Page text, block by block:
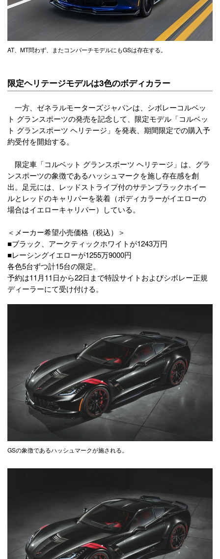
AT、MT問わず、またコンバーチモデルにもGSは存在する。
限定ヘリテージモデルは3色のボディカラー
一方、ゼネラルモーターズジャパンは、シボレーコルベッ
ト グランスポーツの発売を記念して、限定モデル「コルベッ
ト グランスポーツ ヘリテージ」を発表、期間限定での購入予
約受付を開始する。
限定車「コルベット グランスポーツ ヘリテージ」は、グラ
ンスポーツの象徴であるハッシュマークを施し存在感を創
出。足元には、レッドストライプ付のサテンブラックホイー
ルとレッドのキャリパーを装着（ボディカラーがイエローの
場合はイエローキャリパー）している。
＜メーカー希望小売価格（税込）＞
■ブラック、アークティックホワイトが1243万円
■レーシングイエローが1255万9000円
各色5台ずつ計15台の限定。
予約は11月11日から22日まで特設サイトおよびシボレー正規
ディーラーにて受け付ける。
GSの象徴であるハッシュマークが施される。